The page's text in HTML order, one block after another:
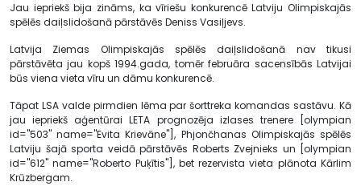
Jau iepriekš bija zināms, ka vīriešu konkurencē Latviju Olimpiskajās
spēlēs daiļslidošanā pārstāvēs Deniss Vasiļjevs.
Latvija Ziemas Olimpiskajās spēlēs daiļslidošanā nav tikusi
pārstāvēta jau kopš 1994.gada, tomēr februāra sacensībās Latvijai
būs viena vieta vīru un dāmu konkurencē.
Tāpat LSA valde pirmdien lēma par šorttreka komandas sastāvu. Kā
jau iepriekš aģentūrai LETA prognozēja izlases trenere [olympian
id="503" name="Evita Krievāne"], Phjončhanas Olimpiskajās spēlēs
Latviju šajā sporta veidā pārstāvēs Roberts Zvejnieks un [olympian
id="612" name="Roberto Puķītis"], bet rezervista vieta plānota Kārlim
Krūzbergam.